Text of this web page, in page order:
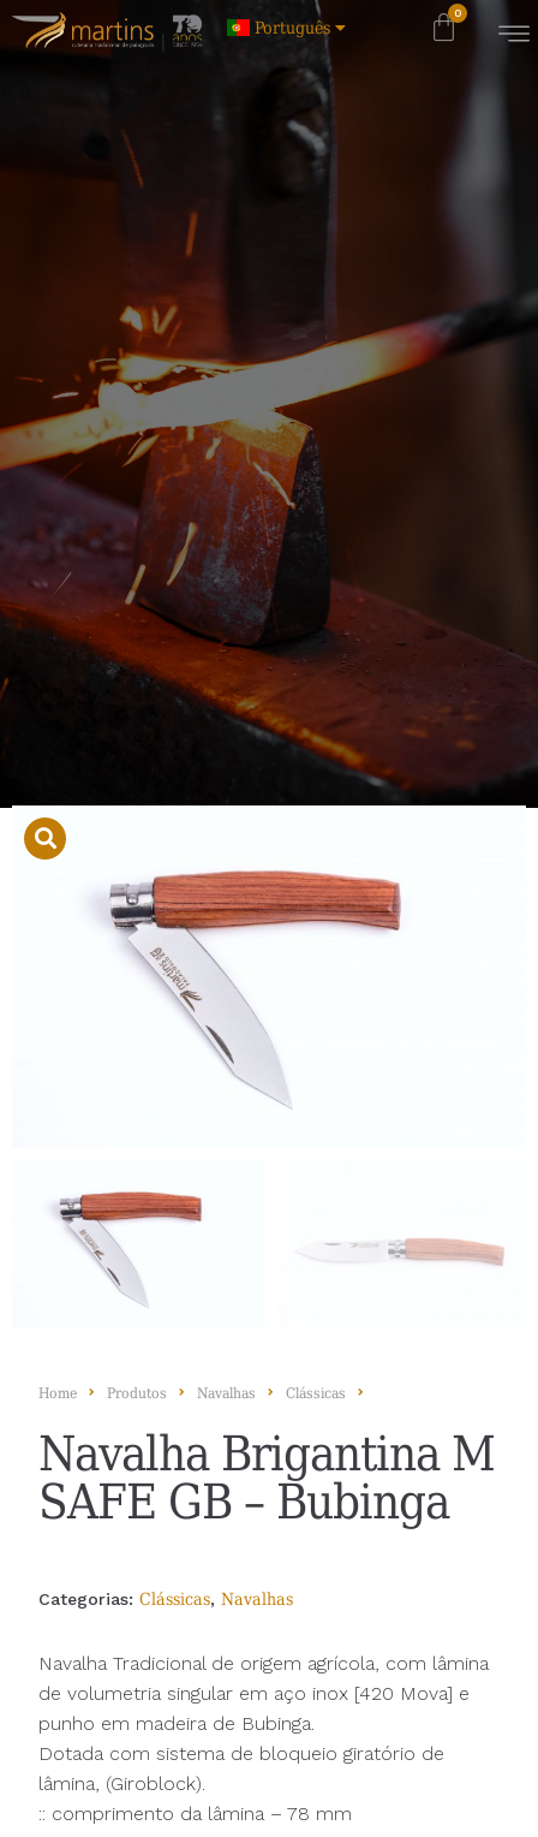
Português
Home Produtos Navalhas Clássicas
Navalha Brigantina M
SAFE GB – Bubinga
Categorias:Clássicas,Navalhas
Navalha Tradicional de origem agrícola, com lâmina
de volumetria singular em aço inox [420 Mova] e
punho em madeira de Bubinga.
Dotada com sistema de bloqueio giratório de
lâmina, (Giroblock).
:: comprimento da lâmina – 78 mm